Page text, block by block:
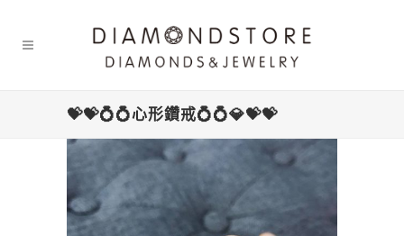
💝💝💍💍心形鑽戒💍💍💎💝💝